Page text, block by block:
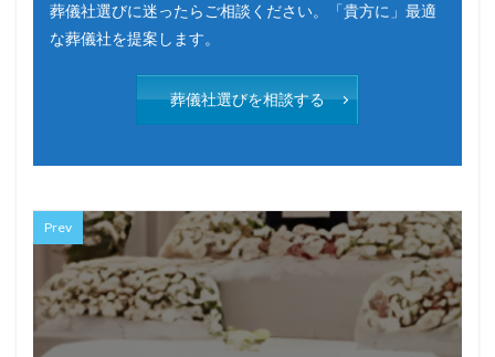
葬儀社選びに迷ったらご相談ください。「貴方に」最適
な葬儀社を提案します。
葬儀社選びを相談する
Prev